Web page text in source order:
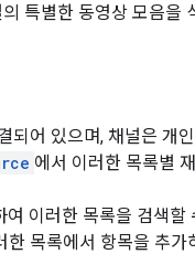
특별한 동영상 모음을
되어 있으며, 채널은 개
에서 이러한 목록별
여 이러한 목록을 검색할
한 목록에서 항목을 추가